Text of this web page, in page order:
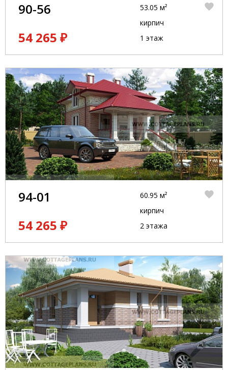
90-56
54 265 ₽
53.05 м²
кирпич
1 этаж
94-01
54 265 ₽
60.95 м²
кирпич
2 этажа